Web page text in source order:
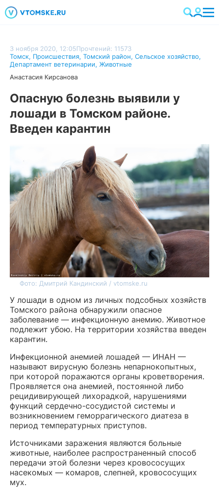
3 ноября 2020, 12:05Прочтений: 11573
Томск, Происшествия, Томский район, Сельское хозяйство,
Департамент ветеринарии, Животные
Анастасия Кирсанова
Опасную болезнь выявили у
лошади в Томском районе.
Введен карантин
Фото: Дмитрий Кандинский / vtomske.ru
У лошади в одном из личных подсобных хозяйств
Томского района обнаружили опасное
заболевание — инфекционную анемию. Животное
подлежит убою. На территории хозяйства введен
карантин.
Инфекционной анемией лошадей — ИНАН —
называют вирусную болезнь непарнокопытных,
при которой поражаются органы кроветворения.
Проявляется она анемией, постоянной либо
рецидивирующей лихорадкой, нарушениями
функций сердечно-сосудистой системы и
возникновением геморрагического диатеза в
период температурных приступов.
Источниками заражения являются больные
животные, наиболее распространенный способ
передачи этой болезни через кровососущих
насекомых — комаров, слепней, кровососущих
мух.